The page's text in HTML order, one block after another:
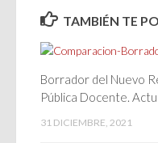
TAMBIÉN TE
Borrador del Nuevo
Pública Docente.
31 DICIEMBRE, 2021